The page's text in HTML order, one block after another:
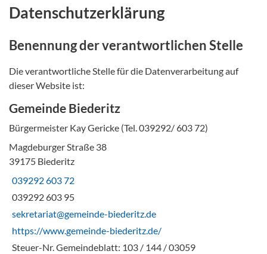
Datenschutzerklärung
Benennung der verantwortlichen Stelle
Die verantwortliche Stelle für die Datenverarbeitung auf
dieser Website ist:
Gemeinde Biederitz
Bürgermeister Kay Gericke (Tel. 039292/ 603 72)
Magdeburger Straße 38
39175 Biederitz
039292 603 72
039292 603 95
sekretariat@gemeinde-biederitz.de
https://www.gemeinde-biederitz.de/
Steuer-Nr. Gemeindeblatt: 103 / 144 / 03059